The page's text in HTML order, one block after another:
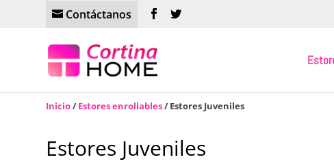
Contáctanos
Inicio/Estores enrollables/ Estores Juveniles
Estores Juveniles